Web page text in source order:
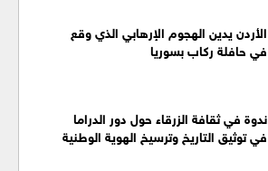
الأردن يدين الهجوم الإرهابي الذي وقع
في حافلة ركاب بسوريا
ندوة في ثقافة الزرقاء حول دور الدراما
في توثيق التاريخ وترسيخ الهوية الوطنية